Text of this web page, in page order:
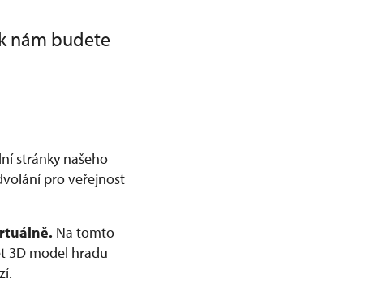
nám budete
stránky našeho
pro veřejnost
Na tomto
3D model hradu